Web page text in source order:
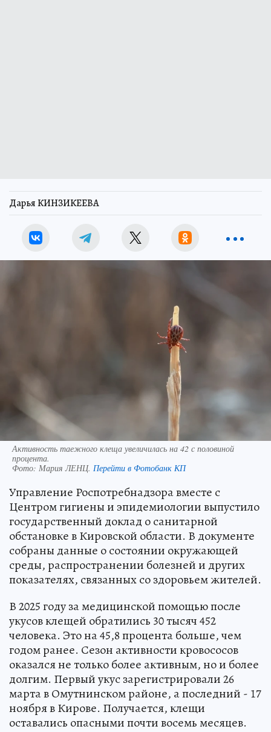
Дарья КИНЗИКЕЕВА
Активность таежного клеща увеличилась на 42 с половиной
процента.
Фото: Мария ЛЕНЦ. Перейти в Фотобанк КП
Управление Роспотребнадзора вместе с
Центром гигиены и эпидемиологии выпустило
государственный доклад о санитарной
обстановке в Кировской области. В документе
собраны данные о состоянии окружающей
среды, распространении болезней и других
показателях, связанных со здоровьем жителей.
В 2025 году за медицинской помощью после
укусов клещей обратились 30 тысяч 452
человека. Это на 45,8 процента больше, чем
годом ранее. Сезон активности кровососов
оказался не только более активным, но и более
долгим. Первый укус зарегистрировали 26
марта в Омутнинском районе, а последний - 17
ноября в Кирове. Получается, клещи
оставались опасными почти восемь месяцев.